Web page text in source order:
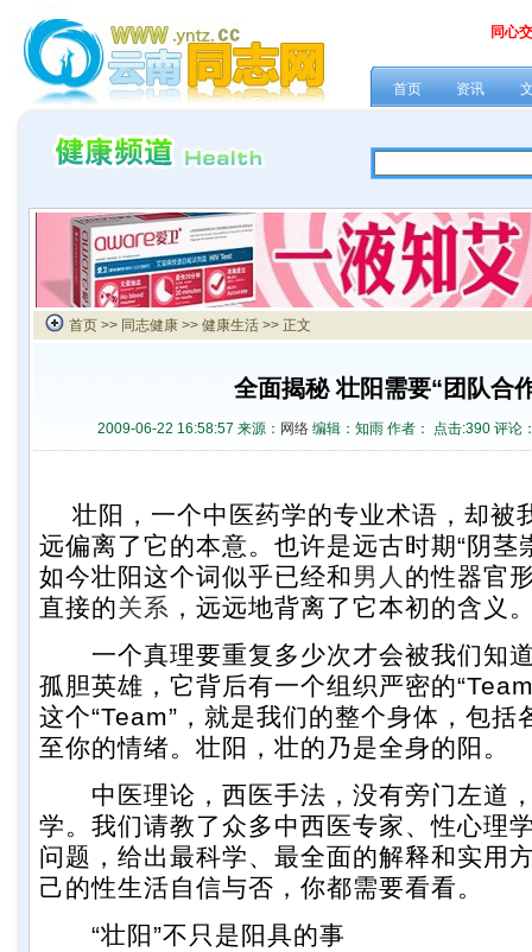
同心
首页 资讯
首页 >> 同志健康 >> 健康生活 >> 正文
全面揭秘 壮阳需要“团队合
2009-06-22 16:58:57 来源： 网络 编辑：知雨 作者： 点击:390 评论
壮阳，一个中医药学的专业术语，却被
远偏离了它的本意。也许是远古时期“阴茎
如今壮阳这个词似乎已经和 男人 的性器官
直接的关系 ，远远地背离了它本初的含义
一个真理要重复多少次才会被我们知
孤胆英雄，它背后有一个组织严密的
这个“Team”，就是我们的整个身体，包括
至你的情绪。壮阳，壮的乃是全身的阳。
中医理论，西医手法，没有旁门左道
学。我们请教了众多中西医专家、性心理
问题，给出最科学、最全面的解释和实用
己的性生活自信与否，你都需要看看。
“壮阳”不只是阳具的事